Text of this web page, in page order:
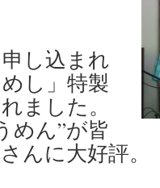
し込まれ
し」特製
ました。
めん”が皆
さんに大好評。